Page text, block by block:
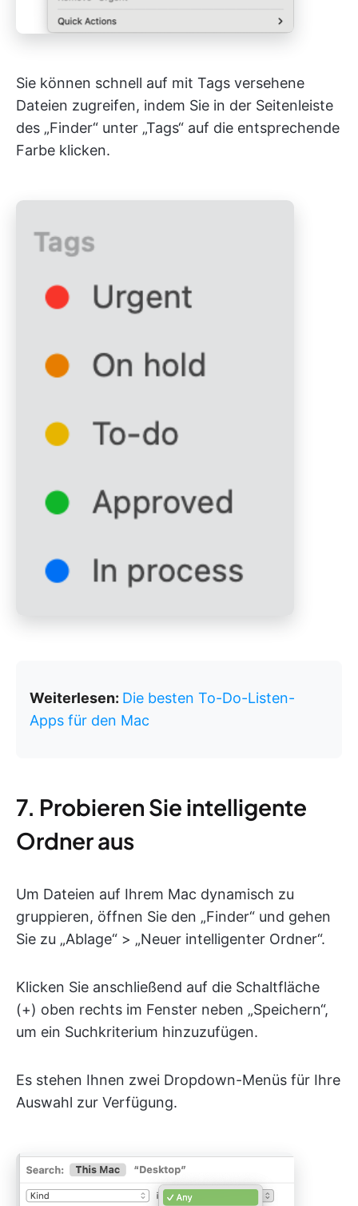
Sie können schnell auf mit Tags versehene
Dateien zugreifen, indem Sie in der Seitenleiste
des „Finder“ unter „Tags“ auf die entsprechende
Farbe klicken.
Weiterlesen: Die besten To-Do-Listen-
Apps für den Mac
7. Probieren Sie intelligente
Ordner aus
Um Dateien auf Ihrem Mac dynamisch zu
gruppieren, öffnen Sie den „Finder“ und gehen
Sie zu „Ablage“ > „Neuer intelligenter Ordner“.
Klicken Sie anschließend auf die Schaltfläche
(+) oben rechts im Fenster neben „Speichern“,
um ein Suchkriterium hinzuzufügen.
Es stehen Ihnen zwei Dropdown-Menüs für Ihre
Auswahl zur Verfügung.